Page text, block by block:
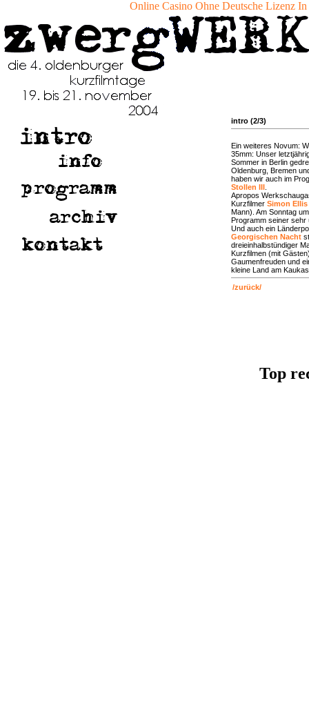
Online Casino Ohne Deutsche Lizenz In
intro (2/3)
Ein weiteres Novum:
35mm: Unser
Sommer in Berlin
Oldenburg, Bremen
haben wir auch im
Stollen III
Apropos
Kurzfilmer Simon Ellis
Mann). Am Sonntag
Programm seiner sehr
Und auch ein
Georgischen Nacht
dreieinhalbstündiger
Kurzfilmen (mit
Gaumenfreuden und
kleine Land am
/zurück/
Top